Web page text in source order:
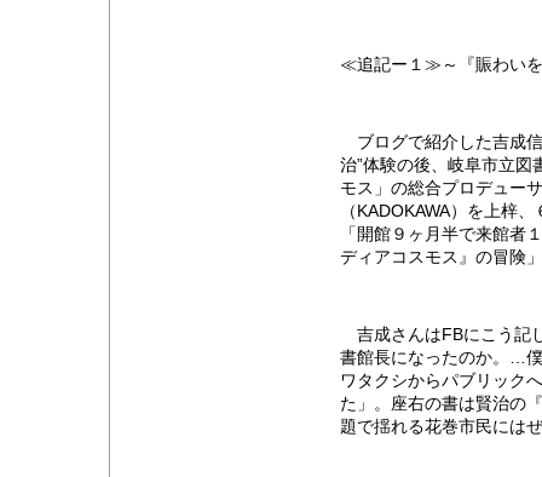
≪追記ー１≫～『賑わい
ブログで紹介した吉成
治”体験の後、岐阜市立図
モス」の総合プロデュー
（KADOKAWA）を上梓
「開館９ヶ月半で来館者
ディアコスモス』の冒険
吉成さんはFBにこう記
書館長になったのか。…
ワタクシからパブリック
た」。座右の書は賢治の
題で揺れる花巻市民には